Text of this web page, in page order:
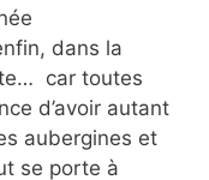
dans la
car toutes
d’avoir autant
aubergines et
se porte à